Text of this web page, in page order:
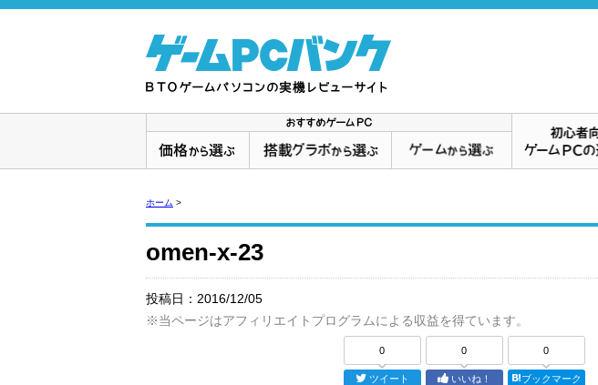
ホーム >
omen-x-23
投稿日： 2016/12/05
※当ページはアフィリエイトプログラムによる収益を得ています。
0
ツイート
0
いいね！
0
ブックマーク